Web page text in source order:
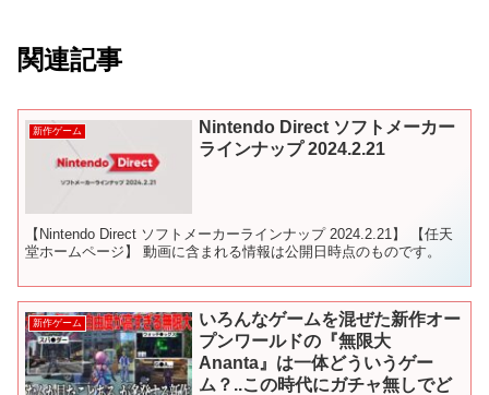
関連記事
新作ゲーム
Nintendo Direct ソフトメーカー
ラインナップ 2024.2.21
【Nintendo Direct ソフトメーカーラインナップ 2024.2.21】 【任天
堂ホームページ】 動画に含まれる情報は公開日時点のものです。
新作ゲーム
いろんなゲームを混ぜた新作オー
プンワールドの『無限大
Ananta』は一体どういうゲー
ム？..この時代にガチャ無しでど